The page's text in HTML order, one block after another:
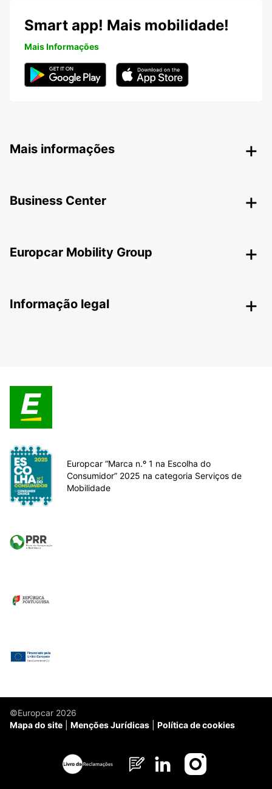
Smart app! Mais mobilidade!
Mais Informações
Mais informações
Business Center
Europcar Mobility Group
Informação legal
Europcar “Marca n.º 1 na Escolha do
Consumidor” 2025 na categoria Serviços de
Mobilidade
©Europcar 2026
Mapa do site
Menções Jurídicas Política de cookies